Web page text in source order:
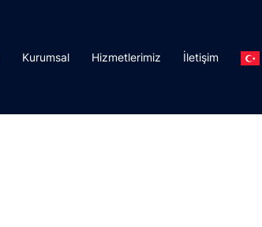
Kurumsal Hizmetlerimiz İletişim